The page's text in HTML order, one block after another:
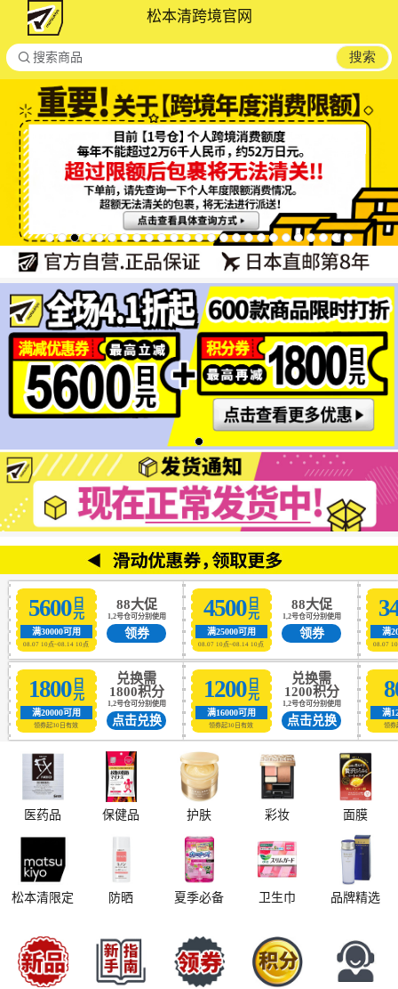
松本清跨境官网
 搜索商品 搜索
5600日元
满30000可用
08.07 10点~08.14 10点
88大促
1,2号仓可分别使用
领券
4500日元
满25000可用
08.07 10点~08.14 10点
88大促
1,2号仓可分别使用
领券 满
08.07
1800日元
满20000可用
领券起30日有效
兑换需
1800积分
1,2号仓可分别使用
点击兑换
1200日元
满16000可用
领券起30日有效
兑换需
1200积分
1,2号仓可分别使用
点击兑换
满
领券
医药品 保健品 护肤 彩妆 面膜
松本清限定 防晒 夏季必备 卫生巾 品牌精选